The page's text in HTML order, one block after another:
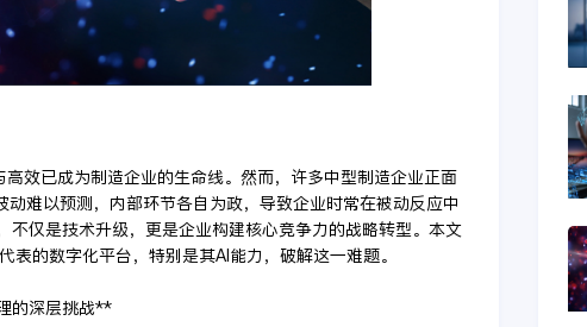
效已成为制造企业的生命线。然而，许多中型制造企业正面
难以预测，内部环节各自为政，导致企业时常在被动反应中
仅是技术升级，更是企业构建核心竞争力的战略转型。本文
的数字化平台，特别是其AI能力，破解这一难题。
的深层挑战**